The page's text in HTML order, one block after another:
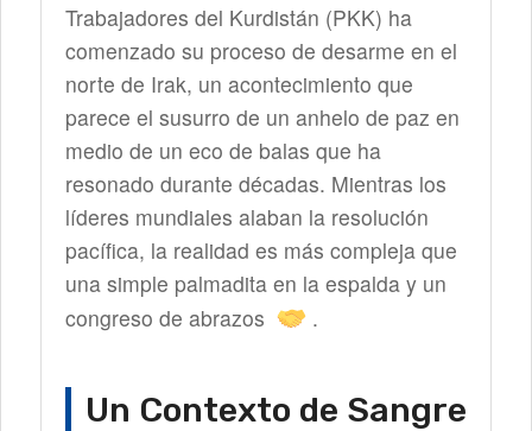
Trabajadores del Kurdistán (PKK) ha
comenzado su proceso de desarme en el
norte de Irak, un acontecimiento que
parece el susurro de un anhelo de paz en
medio de un eco de balas que ha
resonado durante décadas. Mientras los
líderes mundiales alaban la resolución
pacífica, la realidad es más compleja que
una simple palmadita en la espalda y un
congreso de abrazos
.
Un Contexto de Sangre